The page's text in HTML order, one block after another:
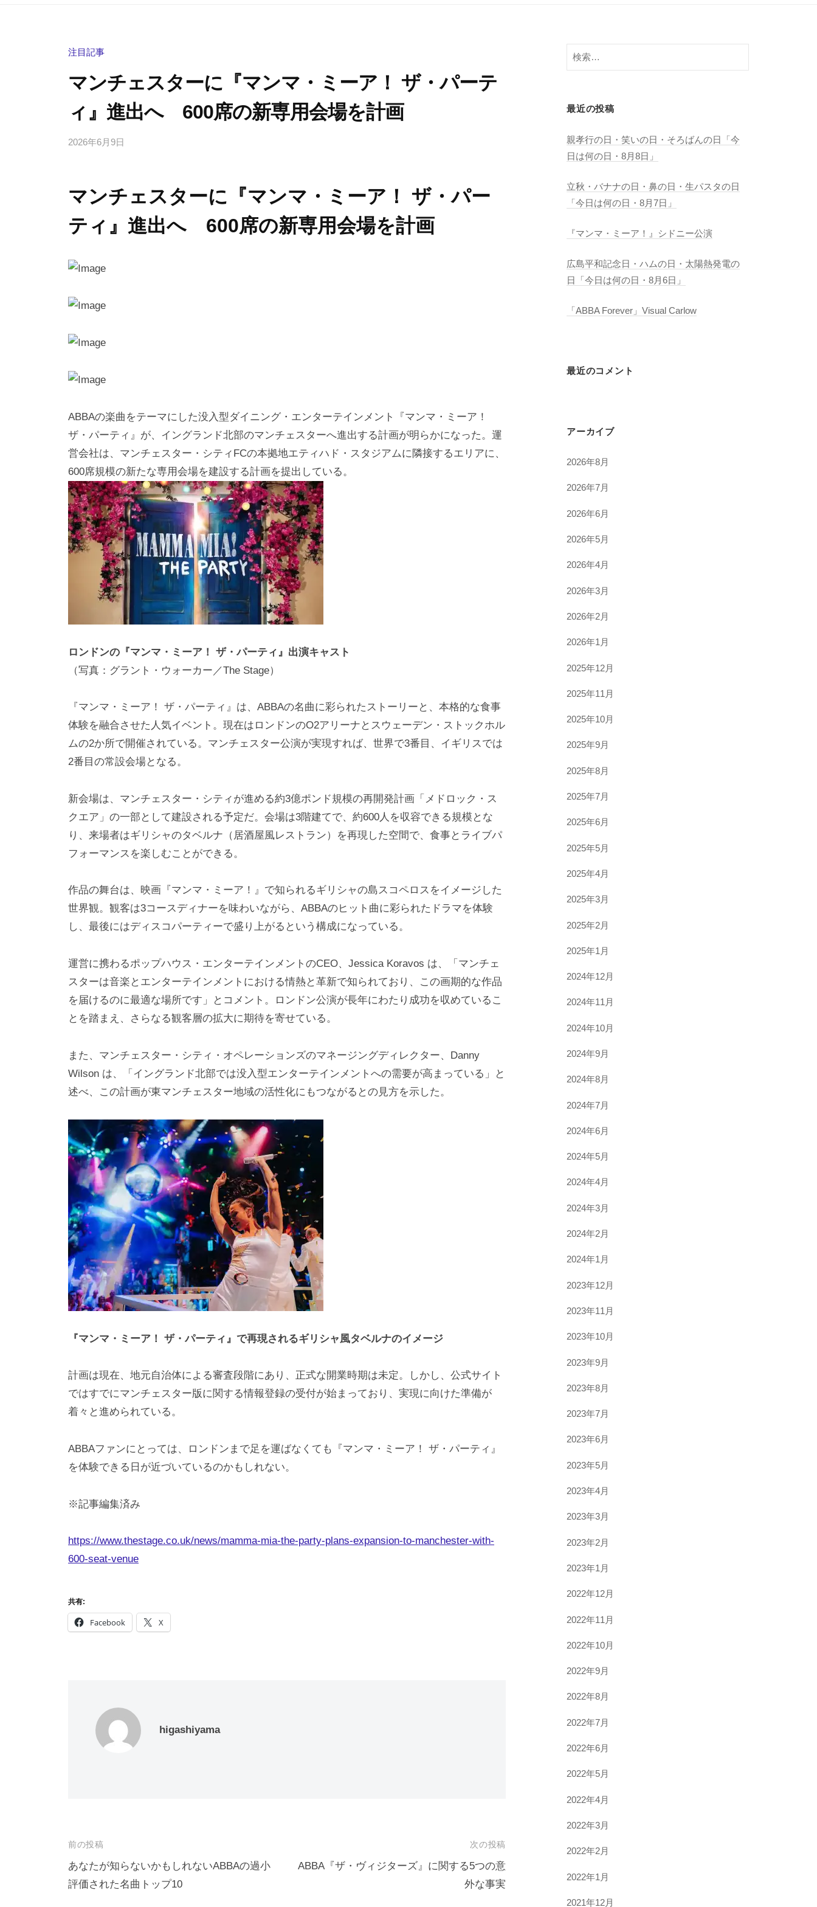
注目記事
マンチェスターに『マンマ・ミーア！ ザ・パーテ
ィ』進出へ 600席の新専用会場を計画
2026年6月9日
a
の
メ
マンチェスターに『マンマ・ミーア！ ザ・パー
ティ』進出へ 600席の新専用会場を計画
ABBAの楽曲をテーマにした没入型ダイニング・エンターテインメント『マンマ・ミーア！
ザ・パーティ』が、イングランド北部のマンチェスターへ進出する計画が明らかになった。運
営会社は、マンチェスター・シティFCの本拠地エティハド・スタジアムに隣接するエリアに、
600席規模の新たな専用会場を建設する計画を提出している。
ロンドンの『マンマ・ミーア！ ザ・パーティ』出演キャスト
（写真：グラント・ウォーカー／The Stage）
『マンマ・ミーア！ ザ・パーティ』は、ABBAの名曲に彩られたストーリーと、本格的な食事
体験を融合させた人気イベント。現在はロンドンのO2アリーナとスウェーデン・ストックホル
ムの2か所で開催されている。マンチェスター公演が実現すれば、世界で3番目、イギリスでは
2番目の常設会場となる。
新会場は、マンチェスター・シティが進める約3億ポンド規模の再開発計画「メドロック・ス
クエア」の一部として建設される予定だ。会場は3階建てで、約600人を収容できる規模とな
り、来場者はギリシャのタベルナ（居酒屋風レストラン）を再現した空間で、食事とライブパ
フォーマンスを楽しむことができる。
作品の舞台は、映画『マンマ・ミーア！』で知られるギリシャの島スコペロスをイメージした
世界観。観客は3コースディナーを味わいながら、ABBAのヒット曲に彩られたドラマを体験
し、最後にはディスコパーティーで盛り上がるという構成になっている。
運営に携わるポップハウス・エンターテインメントのCEO、Jessica Koravos は、「マンチェ
スターは音楽とエンターテインメントにおける情熱と革新で知られており、この画期的な作品
を届けるのに最適な場所です」とコメント。ロンドン公演が長年にわたり成功を収めているこ
とを踏まえ、さらなる観客層の拡大に期待を寄せている。
また、マンチェスター・シティ・オペレーションズのマネージングディレクター、Danny
Wilson は、「イングランド北部では没入型エンターテインメントへの需要が高まっている」と
述べ、この計画が東マンチェスター地域の活性化にもつながるとの見方を示した。
『マンマ・ミーア！ ザ・パーティ』で再現されるギリシャ風タベルナのイメージ
計画は現在、地元自治体による審査段階にあり、正式な開業時期は未定。しかし、公式サイト
ではすでにマンチェスター版に関する情報登録の受付が始まっており、実現に向けた準備が
着々と進められている。
ABBAファンにとっては、ロンドンまで足を運ばなくても『マンマ・ミーア！ ザ・パーティ』
を体験できる日が近づいているのかもしれない。
※記事編集済み
https://www.thestage.co.uk/news/mamma-mia-the-party-plans-expansion-to-manchester-with-
600-seat-venue
共有:
Facebook X
higashiyama
投
稿
ナ
前の投稿
あなたが知らないかもしれないABBAの過小
評価された名曲トップ10
次の投稿
ABBA『ザ・ヴィジターズ』に関する5つの意
外な事実
検
索:
最近の投稿
親孝行の日・笑いの日・そろばんの日「今
日は何の日・8月8日」
立秋・バナナの日・鼻の日・生パスタの日
「今日は何の日・8月7日」
『マンマ・ミーア！』シドニー公演
広島平和記念日・ハムの日・太陽熱発電の
日「今日は何の日・8月6日」
「ABBA Forever」Visual Carlow
最近のコメント
アーカイブ
2026年8月
2026年7月
2026年6月
2026年5月
2026年4月
2026年3月
2026年2月
2026年1月
2025年12月
2025年11月
2025年10月
2025年9月
2025年8月
2025年7月
2025年6月
2025年5月
2025年4月
2025年3月
2025年2月
2025年1月
2024年12月
2024年11月
2024年10月
2024年9月
2024年8月
2024年7月
2024年6月
2024年5月
2024年4月
2024年3月
2024年2月
2024年1月
2023年12月
2023年11月
2023年10月
2023年9月
2023年8月
2023年7月
2023年6月
2023年5月
2023年4月
2023年3月
2023年2月
2023年1月
2022年12月
2022年11月
2022年10月
2022年9月
2022年8月
2022年7月
2022年6月
2022年5月
2022年4月
2022年3月
2022年2月
2022年1月
2021年12月